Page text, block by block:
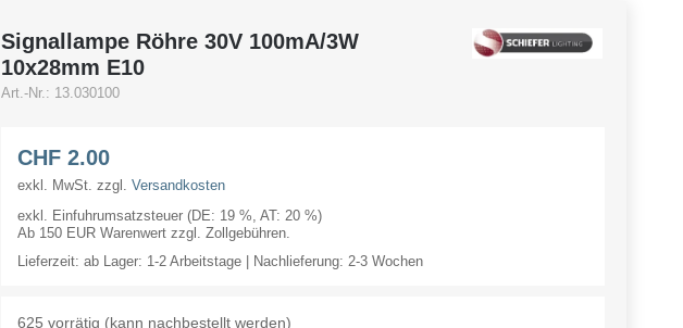
Signallampe Röhre 30V 100mA/3W
10x28mm E10
Art.-Nr.: 13.030100
CHF2.00
exkl. MwSt. zzgl. Versandkosten
exkl. Einfuhrumsatzsteuer (DE: 19 %, AT: 20 %)
Ab 150 EUR Warenwert zzgl. Zollgebühren.
Lieferzeit: ab Lager: 1-2 Arbeitstage | Nachlieferung: 2-3 Wochen
625 vorrätig (kann nachbestellt werden)